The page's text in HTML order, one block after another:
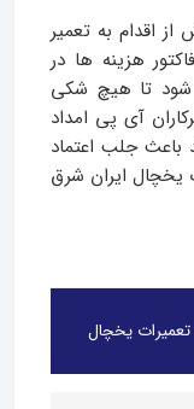
اقدام به تعمیر
هزینه ها در
شود تا هیچ شکی
آی پی امداد
باعث جلب اعتماد
یخچال ایران شرق
تعمیرات یخچال